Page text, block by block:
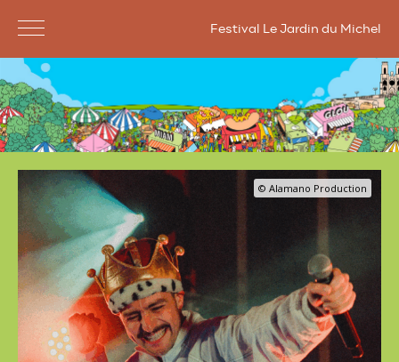
© Alamano Production
Festival Le Jardin du Michel